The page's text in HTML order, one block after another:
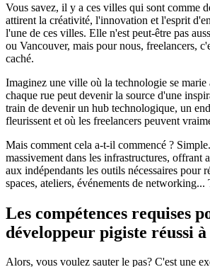
Vous savez, il y a ces villes qui sont comme
attirent la créativité, l'innovation et l'esprit
l'une de ces villes. Elle n'est peut-être pas
ou Vancouver, mais pour nous, freelancers,
caché.
Imaginez une ville où la technologie se
chaque rue peut devenir la source d'une
train de devenir un hub technologique, un
fleurissent et où les freelancers peuvent
Mais comment cela a-t-il commencé ?
massivement dans les infrastructures, offrant
aux indépendants les outils nécessaires pour
spaces, ateliers, événements de networking...
Les compétences requises
développeur pigiste réussi
Alors, vous voulez sauter le pas? C'est une